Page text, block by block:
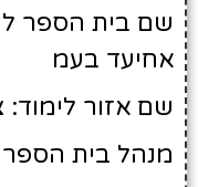
שם בית הספר
אחיעד בעמ
שם אזור לימוד:
מנהל בית הספר